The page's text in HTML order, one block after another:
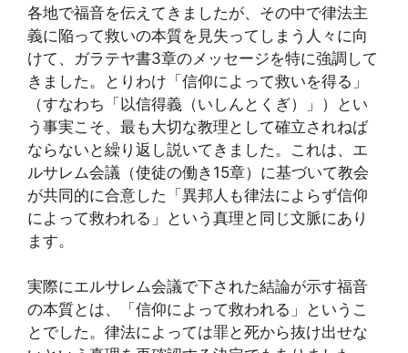
各地で福音を伝えてきましたが、その中で律法主
義に陥って救いの本質を見失ってしまう人々に向
けて、ガラテヤ書3章のメッセージを特に強調して
きました。とりわけ「信仰によって救いを得る」
（すなわち「以信得義（いしんとくぎ）」）とい
う事実こそ、最も大切な教理として確立されねば
ならないと繰り返し説いてきました。これは、エ
ルサレム会議（使徒の働き15章）に基づいて教会
が共同的に合意した「異邦人も律法によらず信仰
によって救われる」という真理と同じ文脈にあり
ます。
実際にエルサレム会議で下された結論が示す福音
の本質とは、「信仰によって救われる」というこ
とでした。律法によっては罪と死から抜け出せな